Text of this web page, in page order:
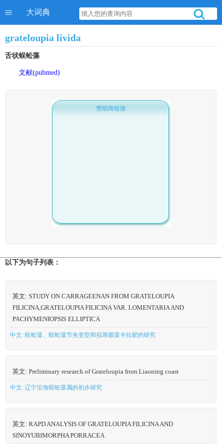
大词典
grateloupia livida
舌状蜈蚣藻
文献(pubmed)
赞助商链接
以下为句子列表：
英文: STUDY ON CARRAGEENAN FROM GRATELOUPIA
FILICINA,GRATELOUPIA FILICINA VAR. LOMENTARIA AND
PACHYMENIOPSIS ELLIPTICA
中文: 蜈蚣藻、蜈蚣藻节夹变型和拟厚膜藻卡拉胶的研究
英文: Preliminary research of Grateloupia from Liaoning coast
中文: 辽宁沿海蜈蚣藻属的初步研究
英文: RAPD ANALYSIS OF GRATELOUPIA FILICINA AND
SINOYUBIMORPHA PORRACEA